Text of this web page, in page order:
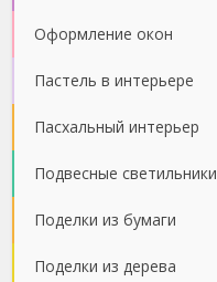
Оформление окон
Пастель в интерьере
Пасхальный интерьер
Подвесные светильники
Поделки из бумаги
Поделки из дерева